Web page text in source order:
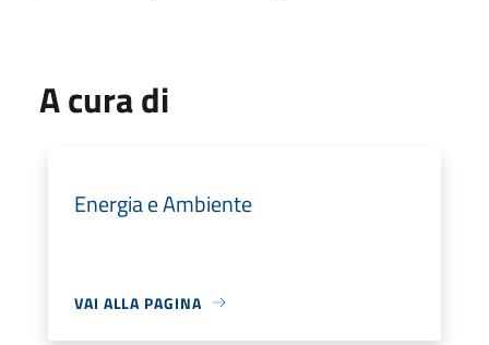
A cura di
Energia e Ambiente
VAI ALLA PAGINA